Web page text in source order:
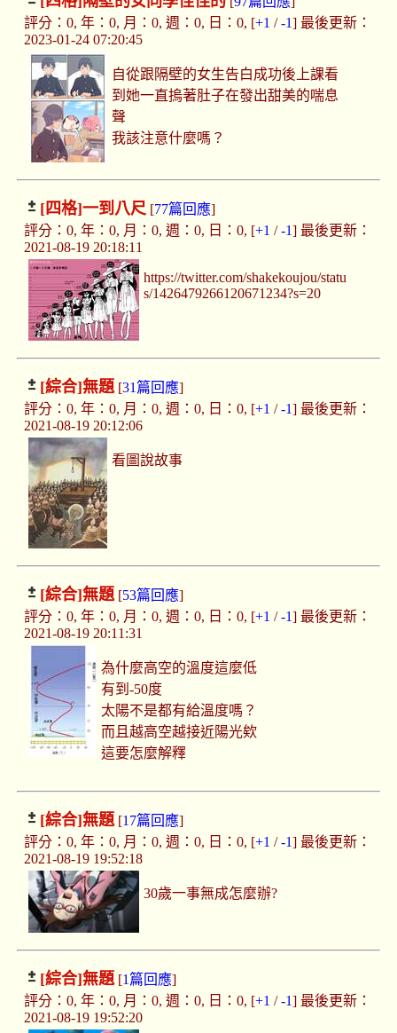
評分：0, 年：0, 月：0, 週：0, 日：0, [+1 /-1] 最後更新：
2023-01-24 07:20:45
自從跟隔壁的女生告白成功後上課看
到她一直摀著肚子在發出甜美的喘息
聲
我該注意什麼嗎？
[四格]一到八尺 [77篇回應]
評分：0, 年：0, 月：0, 週：0, 日：0, [+1 /-1] 最後更新：
2021-08-19 20:18:11
https://twitter.com/shakekoujou/statu
s/1426479266120671234?s=20
[綜合]無題[31篇回應]
評分：0, 年：0, 月：0, 週：0, 日：0, [+1 /-1] 最後更新：
2021-08-19 20:12:06
看圖說故事
[綜合]無題[53篇回應]
評分：0, 年：0, 月：0, 週：0, 日：0, [+1 /-1] 最後更新：
2021-08-19 20:11:31
為什麼高空的溫度這麼低
有到-50度
太陽不是都有給溫度嗎？
而且越高空越接近陽光欸
這要怎麼解釋
[綜合]無題[17篇回應]
評分：0, 年：0, 月：0, 週：0, 日：0, [+1 /-1] 最後更新：
2021-08-19 19:52:18
30歲一事無成怎麼辦?
[綜合]無題[1篇回應]
評分：0, 年：0, 月：0, 週：0, 日：0, [+1 /-1] 最後更新：
2021-08-19 19:52:20